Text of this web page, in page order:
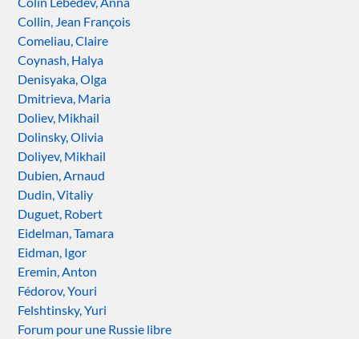
Collin, Jean François
Comeliau, Claire
Coynash, Halya
Denisyaka, Olga
Dmitrieva, Maria
Doliev, Mikhail
Dolinsky, Olivia
Doliyev, Mikhail
Dubien, Arnaud
Dudin, Vitaliy
Duguet, Robert
Eidelman, Tamara
Eidman, Igor
Eremin, Anton
Fédorov, Youri
Felshtinsky, Yuri
Forum pour une Russie libre